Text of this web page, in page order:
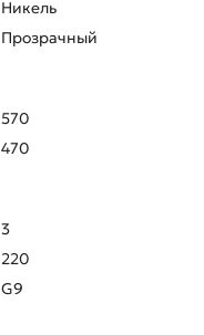
Никель
Прозрачный
570
470
3
220
G9